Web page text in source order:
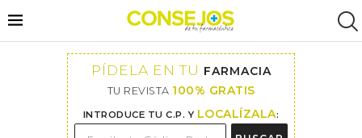
PÍDELA EN TU FARMACIA
TU REVISTA 100% GRATIS
INTRODUCE TU C.P. Y LOCALÍZALA: